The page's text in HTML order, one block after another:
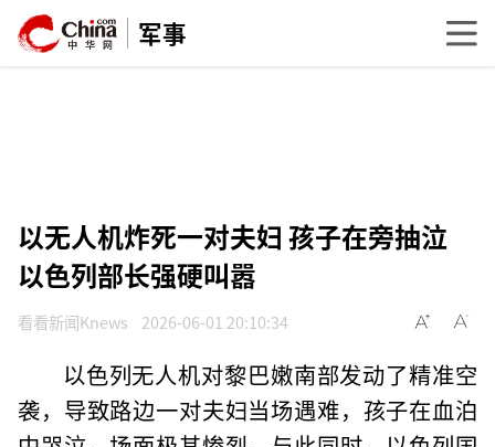
军事
以无人机炸死一对夫妇 孩子在旁抽泣
以色列部长强硬叫嚣
看看新闻Knews 2026-06-01 20:10:34
以色列无人机对黎巴嫩南部发动了精准空
袭，导致路边一对夫妇当场遇难，孩子在血泊